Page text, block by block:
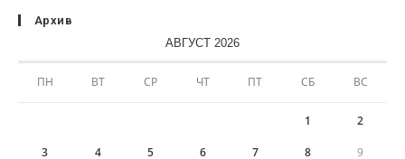
Архив
АВГУСТ 2026
ПН ВТ СР ЧТ ПТ СБ ВС
1 2
3 4 5 6 7 8 9